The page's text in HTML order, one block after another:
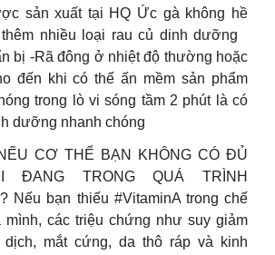
sản xuất tại HQ Ức gà không hề
nhiều loại rau củ dinh dưỡng
bị -Rã đông ở nhiệt độ thường hoặc
đến khi có thể ấn mềm sản phẩm
trong lò vi sóng tầm 2 phút là có
dưỡng nhanh chóng
CƠ THỂ BẠN KHÔNG CÓ ĐỦ
ĐANG TRONG QUÁ TRÌNH
Nếu bạn thiếu #VitaminA trong chế
mình, các triệu chứng như suy giảm
dịch, mắt cứng, da thô ráp và kinh